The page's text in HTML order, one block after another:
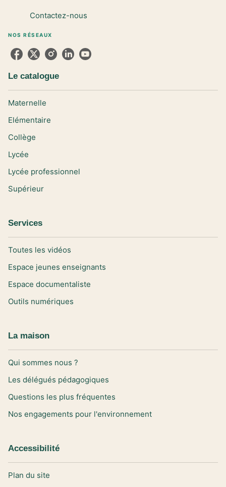
Contactez-nous
NOS RÉSEAUX
Le catalogue
Maternelle
Elémentaire
Collège
Lycée
Lycée professionnel
Supérieur
Services
Toutes les vidéos
Espace jeunes enseignants
Espace documentaliste
Outils numériques
La maison
Qui sommes nous ?
Les délégués pédagogiques
Questions les plus fréquentes
Nos engagements pour l'environnement
Accessibilité
Plan du site